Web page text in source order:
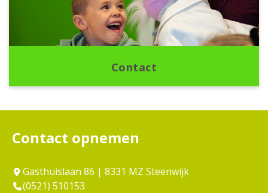
Contact
Contact opnemen
Gasthuislaan 86 | 8331 MZ Steenwijk
(0521) 510153